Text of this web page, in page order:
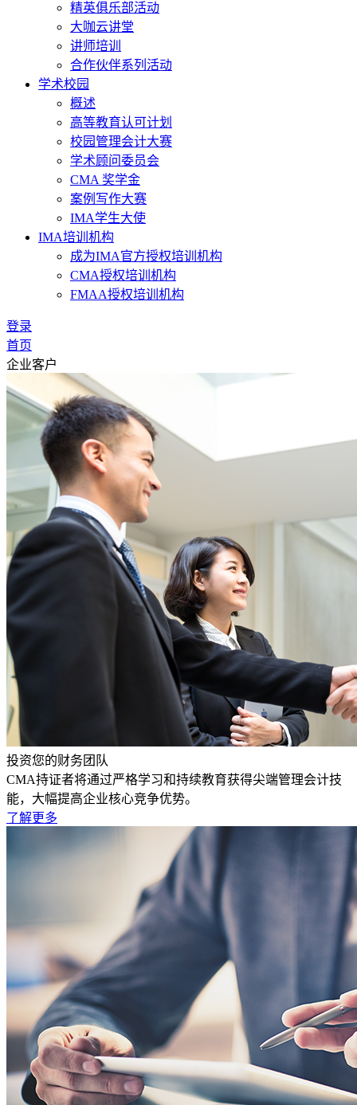
精英俱乐部活动
大咖云讲堂
讲师培训
合作伙伴系列活动
学术校园
概述
高等教育认可计划
校园管理会计大赛
学术顾问委员会
CMA 奖学金
案例写作大赛
IMA学生大使
IMA培训机构
成为IMA官方授权培训机构
CMA授权培训机构
FMAA授权培训机构
登录
首页
企业客户
投资您的财务团队
CMA持证者将通过严格学习和持续教育获得尖端管理会计技
能，大幅提高企业核心竞争优势。
了解更多